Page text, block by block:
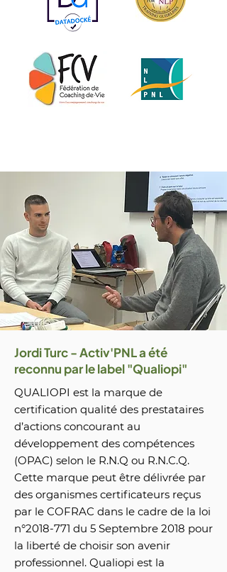
Jordi Turc - Activ'PNL a été
reconnu par le label "Qualiopi"
QUALIOPI est la marque de
certification qualité des prestataires
d’actions concourant au
développement des compétences
(OPAC) selon le R.N.Q ou R.N.C.Q.
Cette marque peut être délivrée par
des organismes certificateurs reçus
par le COFRAC dans le cadre de la loi
n°2018-771 du 5 Septembre 2018 pour
la liberté de choisir son avenir
professionnel. Qualiopi est la